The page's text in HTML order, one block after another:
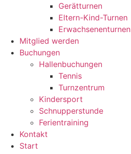
Gerätturnen
Eltern-Kind-Turnen
Erwachsenenturnen
Mitglied werden
Buchungen
Hallenbuchungen
Tennis
Turnzentrum
Kindersport
Schnupperstunde
Ferientraining
Kontakt
Start